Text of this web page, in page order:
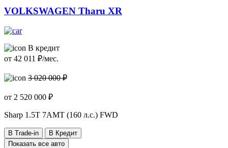
VOLKSWAGEN Tharu XR
В кредит
от 42 011 ₽/мес.
3 020 000 ₽
от 2 520 000 ₽
Sharp 1.5T 7AMT (160 л.с.) FWD
В Trade-in
В Кредит
Показать все авто